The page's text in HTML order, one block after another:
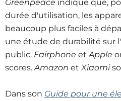
Greenpeace indique que,
durée d'utilisation, les
beaucoup plus faciles à
une étude de durabilité sur
public. Fairphone etApple
scores.Amazon etXiaomi
Dans son Guide pour une